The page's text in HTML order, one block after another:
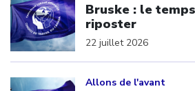
Bruske : le
riposter
22 juillet 2026
Allons de l'avant